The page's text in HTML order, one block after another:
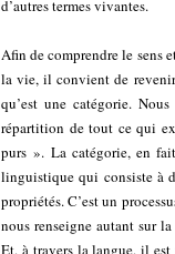
d’autres termes vivantes.
Afin de comprendre le sens
la vie, il convient de
qu’est une catégorie.
répartition de tout ce qui
purs ». La catégorie, en
linguistique qui consiste à
propriétés. C’est un
nous renseigne autant sur
Et, à travers la langue, il est